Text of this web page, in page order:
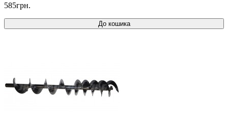
585грн.
До кошика